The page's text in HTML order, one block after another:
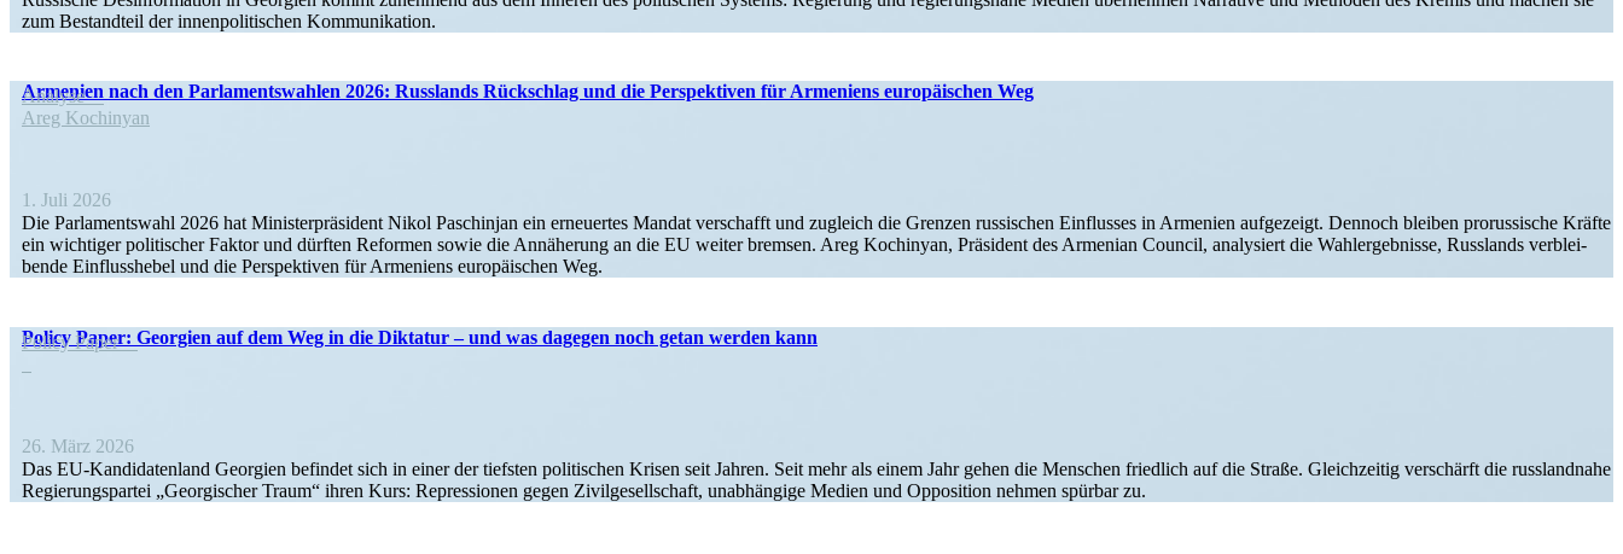
zum Bestandteil der innen­po­li­ti­schen Kommunikation.
Armenien nach den Parla­ments­wahlen 2026: Russlands Rückschlag und die Perspek­tiven für Armeniens europäi­schen Weg
Analyse
Areg Kochinyan
1. Juli 2026
Die Parla­mentswahl 2026 hat Minis­ter­prä­sident Nikol Paschinjan ein erneu­ertes Mandat verschafft und zugleich die Grenzen russi­schen Einflusses in Armenien aufge­zeigt. Dennoch bleiben prorus­sische Kräfte
ein wichtiger politi­scher Faktor und dürften Reformen sowie die Annäherung an die EU weiter bremsen. Areg Kochinyan, Präsident des Armenian Council, analy­siert die Wahler­geb­nisse, Russlands verblei­
bende Einfluss­hebel und die Perspek­tiven für Armeniens europäi­schen Weg.
Policy Paper: Georgien auf dem Weg in die Diktatur – und was dagegen noch getan werden kann
Policy Paper
26. März 2026
Das EU-Kandi­­da­­tenland Georgien befindet sich in einer der tiefsten politi­schen Krisen seit Jahren. Seit mehr als einem Jahr gehen die Menschen friedlich auf die Straße. Gleich­zeitig verschärft die russlandnahe
Regie­rungs­partei „Georgi­scher Traum“ ihren Kurs: Repres­sionen gegen Zivil­ge­sell­schaft, unabhängige Medien und Opposition nehmen spürbar zu.